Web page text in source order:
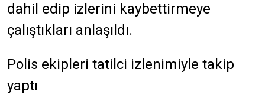
dahil edip izlerini kaybettirmeye
çalıştıkları anlaşıldı.
Polis ekipleri tatilci izlenimiyle takip
yaptı